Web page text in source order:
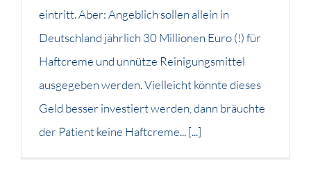
eintritt. Aber: Angeblich sollen allein in
Deutschland jährlich 30 Millionen Euro (!) für
Haftcreme und unnütze Reinigungsmittel
ausgegeben werden. Vielleicht könnte dieses
Geld besser investiert werden, dann bräuchte
der Patient keine Haftcreme... [...]